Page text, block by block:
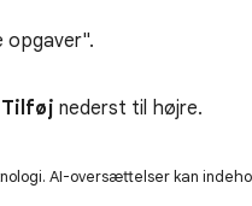
opgaver".
Tilføj nederst til højre.
AI-oversættelser kan